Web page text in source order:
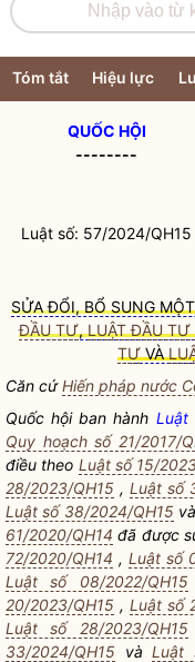
Tóm tắt Hiệu lực
QUỐC HỘI
--------
Luật số: 57/2024/QH15
SỬA ĐỔI, BỔ SUNG
ĐẦU TƯ,LUẬT ĐẦU TƯ
TƯVÀ
Căn cứHiến pháp nước
Quốc hộiban hành Luật
Quy hoạch số 21/2017/
điều theo Luật số 15/
28/2023/QH15 , Luật số
Luật số 38/2024/QH15
61/2020/QH14 đã được
72/2020/QH14 , Luật số
Luật số 08/2022/QH15
20/2023/QH15 , Luật số
Luật số 28/2023/QH15
33/2024/QH15 vàLuật